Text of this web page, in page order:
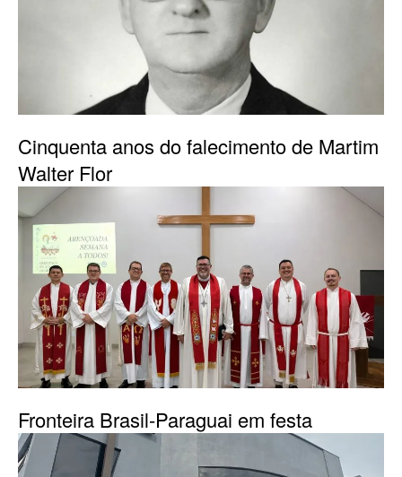
Cinquenta anos do falecimento de Martim
Walter Flor
Fronteira Brasil-Paraguai em festa